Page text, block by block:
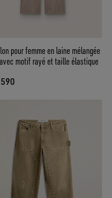
pour femme en laine mélangée
motif rayé et taille élastique